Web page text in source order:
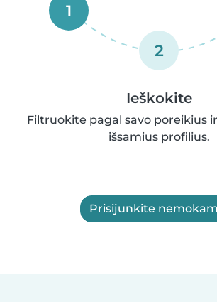
1
2
Ieškokite
Filtruokite pagal savo poreikius
išsamius profilius.
Prisijunkite